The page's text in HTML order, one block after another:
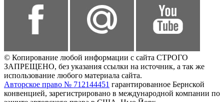
© Копирование любой информации с сайта СТРОГО
ЗАПРЕЩЕНО, без указания ссылки на источник, а так же
использование любого материала сайта.
Авторское право № 712144451 гарантированное Бернской
конвенцией, зарегистрировано в международной компании по